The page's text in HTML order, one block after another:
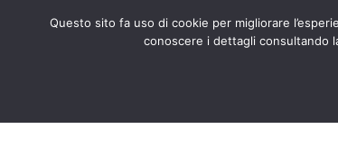
Questo sito fa uso di cookie per migliorare
conoscere i dettagli consultando